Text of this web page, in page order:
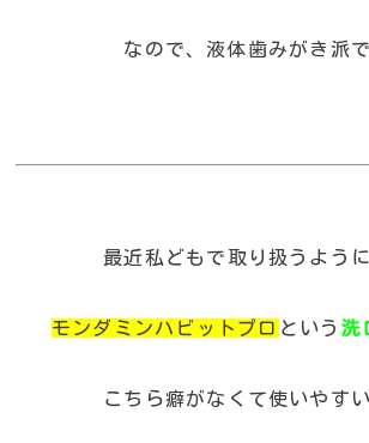
なので、液体歯みがき派で
最近私どもで取り扱うよう
モンダミンハビットプロ という 洗
こちら癖がなくて使いやすい